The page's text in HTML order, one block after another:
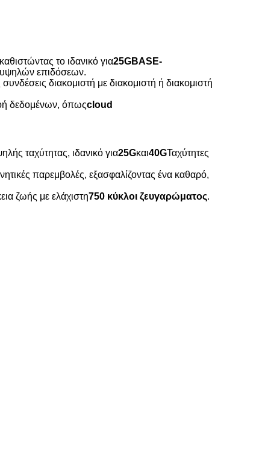
το ιδανικό για25GBASE-
υψηλών επιδόσεων.
διακομιστή με διακομιστή ή διακομιστή
δεδομένων, όπωςcloud
ταχύτητας, ιδανικό για25Gκαι40GΤαχύτητες
παρεμβολές, εξασφαλίζοντας ένα καθαρό,
ζωής με ελάχιστη750 κύκλοι ζευγαρώματος.